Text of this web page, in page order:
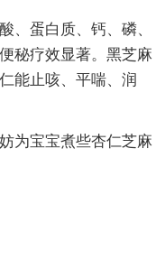
蛋白质、钙、磷、
秘疗效显著。黑芝麻
能止咳、平喘、润
宝宝煮些杏仁芝麻